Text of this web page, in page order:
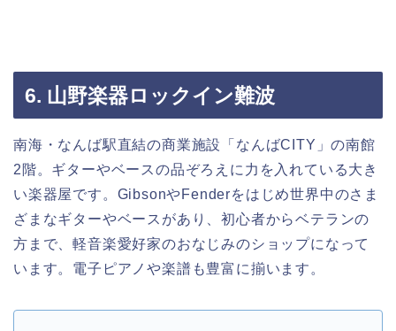
6. 山野楽器ロックイン難波
南海・なんば駅直結の商業施設「なんばCITY」の南館
2階。ギターやベースの品ぞろえに力を入れている大き
い楽器屋です。GibsonやFenderをはじめ世界中のさま
ざまなギターやベースがあり、初心者からベテランの
方まで、軽音楽愛好家のおなじみのショップになって
います。電子ピアノや楽譜も豊富に揃います。